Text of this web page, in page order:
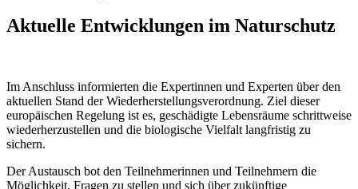
Aktuelle Entwicklungen im Naturschutz
Im Anschluss informierten die Expertinnen und Experten über den
aktuellen Stand der Wiederherstellungsverordnung. Ziel dieser
europäischen Regelung ist es, geschädigte Lebensräume schrittweise
wiederherzustellen und die biologische Vielfalt langfristig zu
sichern.
Der Austausch bot den Teilnehmerinnen und Teilnehmern die
Möglichkeit, Fragen zu stellen und sich über zukünftige